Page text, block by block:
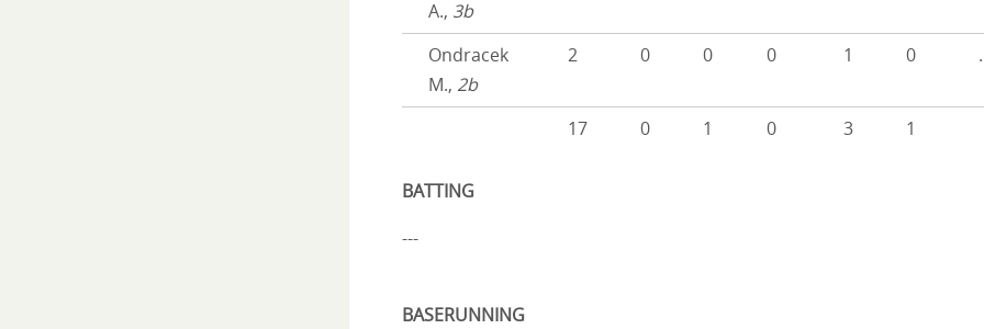
A., 3b
Ondracek
M., 2b
2 0 0 0 1 0
17 0 1 0 3 1
BATTING
---
BASERUNNING